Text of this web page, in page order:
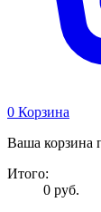
0 Корзина
Ваша корзина
Итого:
0 руб.